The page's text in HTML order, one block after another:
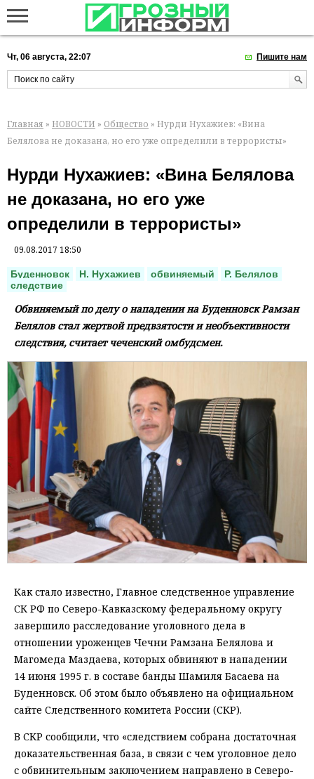
Чт, 06 августа, 22:07 Пишите нам
Главная » НОВОСТИ » Общество » Нурди Нухажиев: «Вина
Белялова не доказана, но его уже определили в террористы»
Нурди Нухажиев: «Вина Белялова
не доказана, но его уже
определили в террористы»
09.08.2017 18:50
Буденновск Н. Нухажиев обвиняемый
Р. Белялов
следствие
Обвиняемый по делу о нападении на Буденновск Рамзан
Белялов стал жертвой предвзятости и необъективности
следствия, считает чеченский омбудсмен.
Как стало известно, Главное следственное управление
СК РФ по Северо-Кавказскому федеральному округу
завершило расследование уголовного дела в
отношении уроженцев Чечни Рамзана Белялова и
Магомеда Маздаева, которых обвиняют в нападении
14 июня 1995 г. в составе банды Шамиля Басаева на
Буденновск. Об этом было объявлено на официальном
сайте Следственного комитета России (СКР).
В СКР сообщили, что «следствием собрана достаточная
доказательственная база, в связи с чем уголовное дело
с обвинительным заключением направлено в Северо-